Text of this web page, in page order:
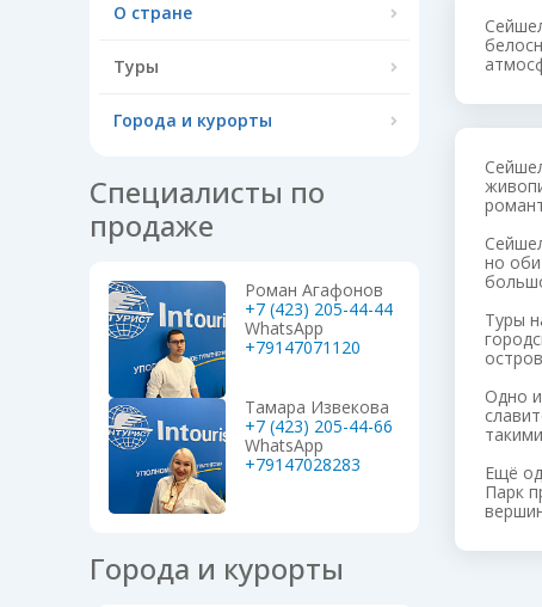
О стране
Туры
Города и курорты
Специалисты по
продаже
Роман Агафонов
+7 (423) 205-44-44
WhatsApp
+79147071120
Тамара Извекова
+7 (423) 205-44-66
WhatsApp
+79147028283
Города и курорты
но
Туры
Одно
Ещё
Парк